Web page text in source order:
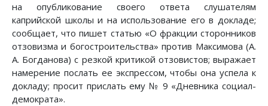
на опубликование своего ответа слушателям
каприйской школы и на использование его в докладе;
сообщает, что пишет статью «О фракции сторонников
отзовизма и богостроительства» против Максимова (А.
А. Богданова) с резкой критикой отзовистов; выражает
намерение послать ее экспрессом, чтобы она успела к
докладу; просит прислать ему № 9 «Дневника социал-
демократа».